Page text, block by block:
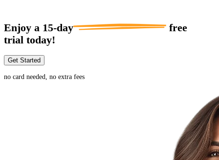
Enjoy a 15-day
free
trial today!
Get Started
no card needed, no extra fees